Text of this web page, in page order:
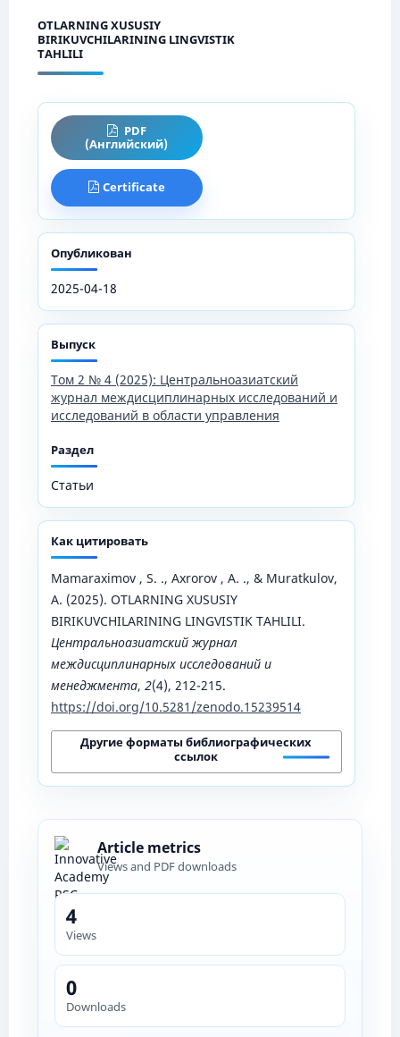
OTLARNING XUSUSIY
BIRIKUVCHILARINING LINGVISTIK
TAHLILI
PDF
(Английский)
Certificate
Опубликован
2025-04-18
Выпуск
Том 2 № 4 (2025): Центральноазиатский
журнал междисциплинарных исследований и
исследований в области управления
Раздел
Статьи
Как цитировать
Mamaraximov , S. ., Axrorov , A. ., & Muratkulov,
A. (2025). OTLARNING XUSUSIY
BIRIKUVCHILARINING LINGVISTIK TAHLILI.
Центральноазиатский журнал
междисциплинарных исследований и
менеджмента, 2(4), 212-215.
https://doi.org/10.5281/zenodo.15239514
Другие форматы библиографических
ссылок
Article metrics
Views and PDF downloads
4
Views
0
Downloads